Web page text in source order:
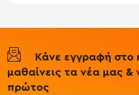
Κάνε εγγραφή στο
μαθαίνεις τα νέα μας &
πρώτος